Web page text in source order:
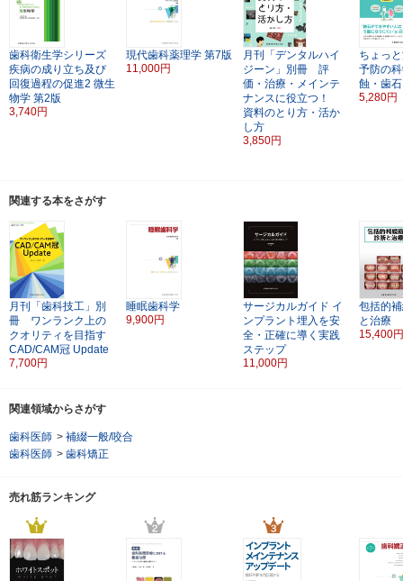
歯科衛生学シリーズ
疾病の成り立ち及び
回復過程の促進2 微生
物学 第2版
3,740円
現代歯科薬理学 第7版
11,000円
月刊「デンタルハイ
ジーン」別冊 評
価・治療・メインテ
ナンスに役立つ！
資料のとり方・活か
し方
3,850円
ちょっ
予防の
蝕・歯
5,280円
関連する本をさがす
月刊「歯科技工」別
冊 ワンランク上の
クオリティを目指す
CAD/CAM冠 Update
7,700円
睡眠歯科学
9,900円
サージカルガイド イ
ンプラント埋入を安
全・正確に導く実践
ステップ
11,000円
包括的
と治療
15,400
関連領域からさがす
歯科医師 > 補綴一般/咬合
歯科医師 > 歯科矯正
売れ筋ランキング